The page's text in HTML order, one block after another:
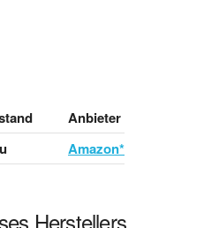
Anbieter
Amazon*
Herstellers